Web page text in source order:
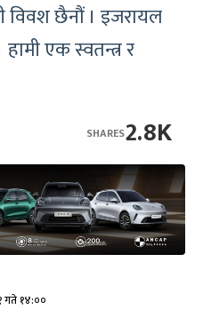
विवश छैनौं । इजरायल
एक स्वतन्त्र र
2.8K
SHARES
गते १४:००